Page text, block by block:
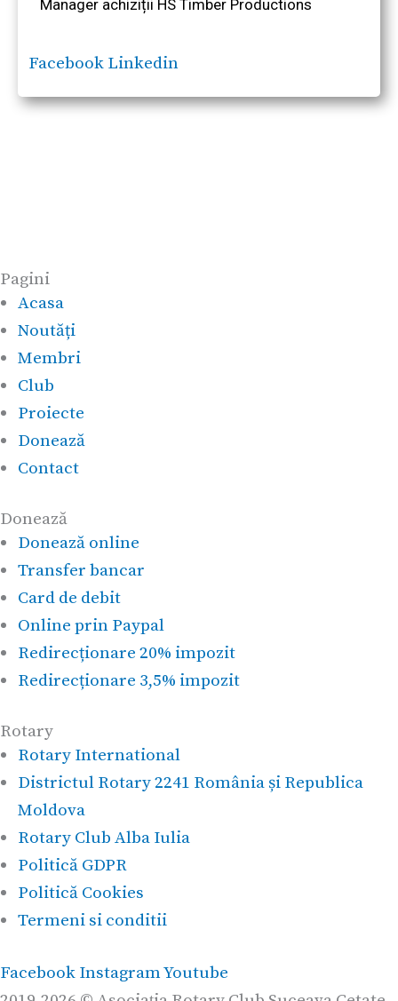
Manager achiziții HS Timber Productions
Facebook Linkedin
Pagini
Acasa
Noutăți
Membri
Club
Proiecte
Donează
Contact
Donează
Donează online
Transfer bancar
Card de debit
Online prin Paypal
Redirecționare 20% impozit
Redirecționare 3,5% impozit
Rotary
Rotary International
Districtul Rotary 2241 România și Republica
Moldova
Rotary Club Alba Iulia
Politică GDPR
Politică Cookies
Termeni si conditii
Facebook InstagramYoutube